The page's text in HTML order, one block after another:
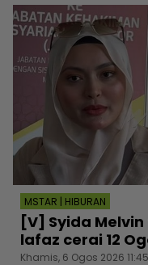
MSTAR | HIBURAN
[V] Syida
lafaz cerai 12
Khamis, 6 Ogos 2026